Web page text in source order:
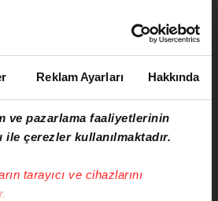
Reklam Ayarları Hakkında
ve pazarlama faaliyetlerinin
ile çerezler kullanılmaktadır.
tarayıcı ve cihazlarını
Demir